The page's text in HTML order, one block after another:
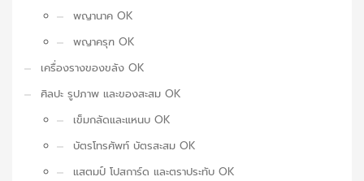
พญานาค OK
พญาครุฑ OK
เครื่องรางของขลัง OK
ศิลปะ รูปภาพ และของสะสม OK
เข็มกลัดและแหนบ OK
บัตรโทรศัพท์ บัตรสะสม OK
แสตมป์ โปสการ์ด และตราประทับ OK